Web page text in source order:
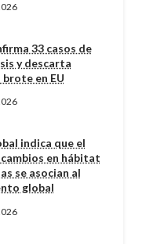
33 casos de
y descarta
en EU
indica que el
cambios en hábitat
se asocian al
global